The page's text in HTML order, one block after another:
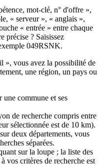
mot-clé, n° d'offre »,
« serveur », « anglais »,
« entrée » entre chaque
précise ? Saisissez
049RSNK.
», vous avez la possibilité de
une région, un pays ou
une commune et ses
de recherche compris entre
sélectionnée est de 10 km).
deux départements, vous
séparées.
sur la loupe ; la liste des
vos critères de recherche est